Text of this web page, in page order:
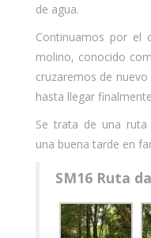
de agua.
Continuamos por el
molino, conocido
cruzaremos de
hasta llegar
Se trata de una
una buena tarde en
SM16 Ruta